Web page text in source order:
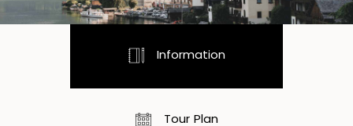
Information
Tour Plan